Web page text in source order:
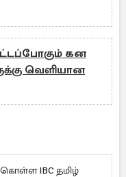
கன
வெளியான
கொள்ள IBC தமிழ்